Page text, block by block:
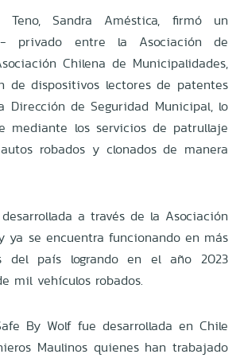
Teno, Sandra Améstica, firmó un
privado entre la Asociación de
Chilena de Municipalidades,
de dispositivos lectores de patentes
Dirección de Seguridad Municipal, lo
mediante los servicios de patrullaje
robados y clonados de manera
a través de la Asociación
ya se encuentra funcionando en más
del país logrando en el año 2023
mil vehículos robados.
By Wolf fue desarrollada en Chile
Maulinos quienes han trabajado